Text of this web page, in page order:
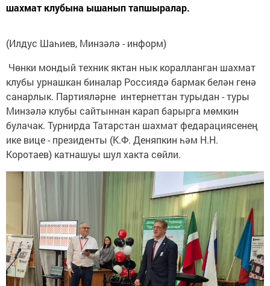
шахмат клубына ышанып тапшыралар.
(Илдус Шаһиев, Минзәлә - информ)
Чөнки мондый техник яктан нык коралланган шахмат
клубы урнашкан биналар Россиядә бармак белән генә
санарлык. Партияләрне интернеттан турыдан - туры
Минзәлә клубы сайтыннан карап барырга мөмкин
булачак. Турнирда Татарстан шахмат федарациясенең
ике вице - президенты (К.Ф. Деняпкин һәм Н.Н.
Коротаев) катнашуы шул хакта сөйли.